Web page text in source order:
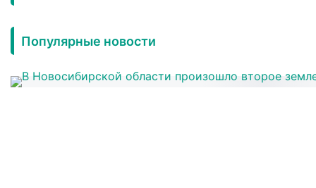
Популярные новости